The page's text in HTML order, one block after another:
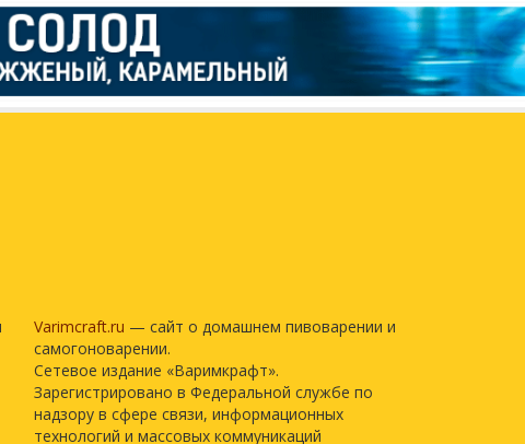
30 г
1 шт
Varimcraft.ru — сайт о домашнем пивоварении и
самогоноварении.
Сетевое издание «Варимкрафт».
Зарегистрировано в Федеральной службе по
надзору в сфере связи, информационных
технологий и массовых коммуникаций